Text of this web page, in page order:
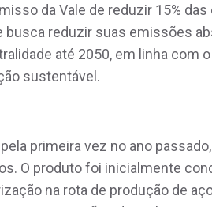
da Vale de reduzir 15%
busca reduzir suas emissões
até 2050, em linha com
sustentável.
primeira vez no ano
O produto foi inicialmente
na rota de produção de